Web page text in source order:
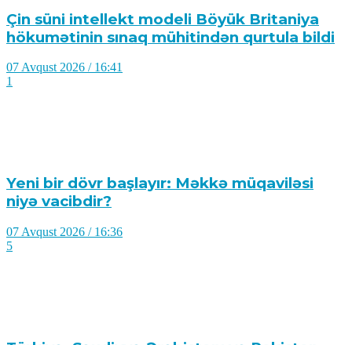
Çin süni intellekt modeli Böyük Britaniya
hökumətinin sınaq mühitindən qurtula bildi
07 Avqust 2026 / 16:41
1
Yeni bir dövr başlayır: Məkkə müqaviləsi
niyə vacibdir?
07 Avqust 2026 / 16:36
5